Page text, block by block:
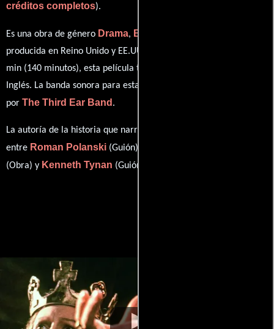
créditos completos).
Es una obra de género Drama, Biográfico
producida en Reino Unido y EE.UU.. Con una duración de 02 hr 20
min (140 minutos), esta película tiene diálogos originales en
Inglés. La banda sonora para esta producción ha sido compuesta
por The Third Ear Band .
La autoría de la historia que narra esta obra está compartida
entre Roman Polanski (Guión),
(Obra) y Kenneth Tynan (Guión).